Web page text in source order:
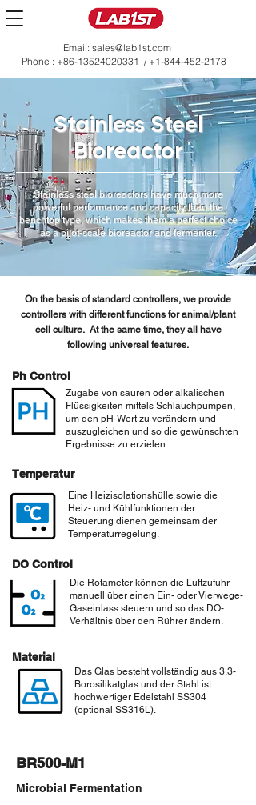
Email: sales@lab1st.com
Phone : +86-13524020331 / +1-844-452-2178
Stainless Steel
Bioreactor
Stainless steel bioreactors have much more
powerful performance and capacity than the
benchtop type, which makes them a perfect choice
as a pilot-scale bioreactor and fermenter.
On the basis of standard controllers, we provide
controllers with different functions for animal/plant
cell culture. At the same time, they all have
following universal features.
Ph Control
Zugabe von sauren oder alkalischen
Flüssigkeiten mittels Schlauchpumpen,
um den pH-Wert zu verändern und
auszugleichen und so die gewünschten
Ergebnisse zu erzielen.
Temperatur
Eine Heizisolationshülle sowie die
Heiz- und Kühlfunktionen der
Steuerung dienen gemeinsam der
Temperaturregelung.
DO Control
Die Rotameter können die Luftzufuhr
manuell über einen Ein- oder Vierwege-
Gaseinlass steuern und so das DO-
Verhältnis über den Rührer ändern.
Material
Das Glas besteht vollständig aus 3,3-
Borosilikatglas und der Stahl ist
hochwertiger Edelstahl SS304
(optional SS316L).
BR500-M1
Microbial Fermentation